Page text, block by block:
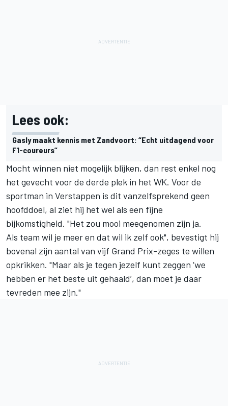
Lees ook:
Gasly maakt kennis met Zandvoort: “Echt uitdagend voor
F1-coureurs”
Mocht winnen niet mogelijk blijken, dan rest enkel nog
het gevecht voor de derde plek in het WK. Voor de
sportman in Verstappen is dit vanzelfsprekend geen
hoofddoel, al ziet hij het wel als een fijne
bijkomstigheid. "Het zou mooi meegenomen zijn ja.
Als team wil je meer en dat wil ik zelf ook", bevestigt hij
bovenal zijn aantal van vijf Grand Prix-zeges te willen
opkrikken. "Maar als je tegen jezelf kunt zeggen ‘we
hebben er het beste uit gehaald’, dan moet je daar
tevreden mee zijn."